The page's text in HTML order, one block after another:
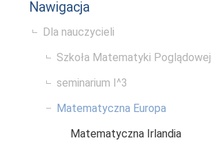
Nawigacja
Dla nauczycieli
Szkoła Matematyki Poglądowej
seminarium I^3
Matematyczna Europa
Matematyczna Irlandia